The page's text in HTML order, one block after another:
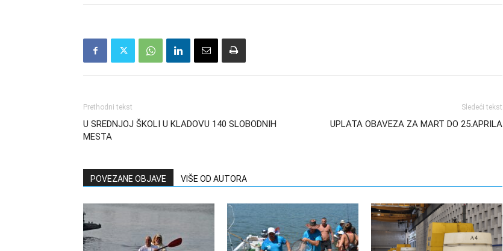
Prethodni tekst
U SREDNJOJ ŠKOLI U KLADOVU 140 SLOBODNIH
MESTA
Sledeći tekst
UPLATA OBAVEZA ZA MART DO 25.APRILA
POVEZANE OBJAVE VIŠE OD AUTORA